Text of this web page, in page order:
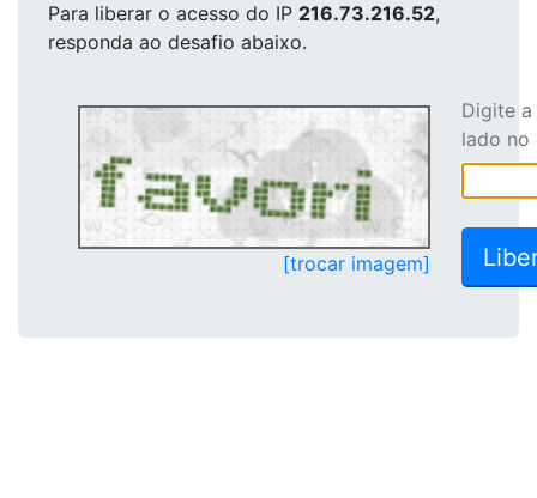
Para liberar o acesso do IP 216.73.216.52,
responda ao desafio abaixo.
[trocar imagem]
Digite
lado no